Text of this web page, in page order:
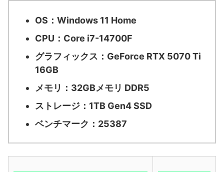
OS： Windows 11 Home
CPU： Core i7-14700F
グラフィックス： GeForce RTX 5070 Ti
16GB
メモリ： 32GBメモリ DDR5
ストレージ： 1TB Gen4 SSD
ベンチマーク：25387